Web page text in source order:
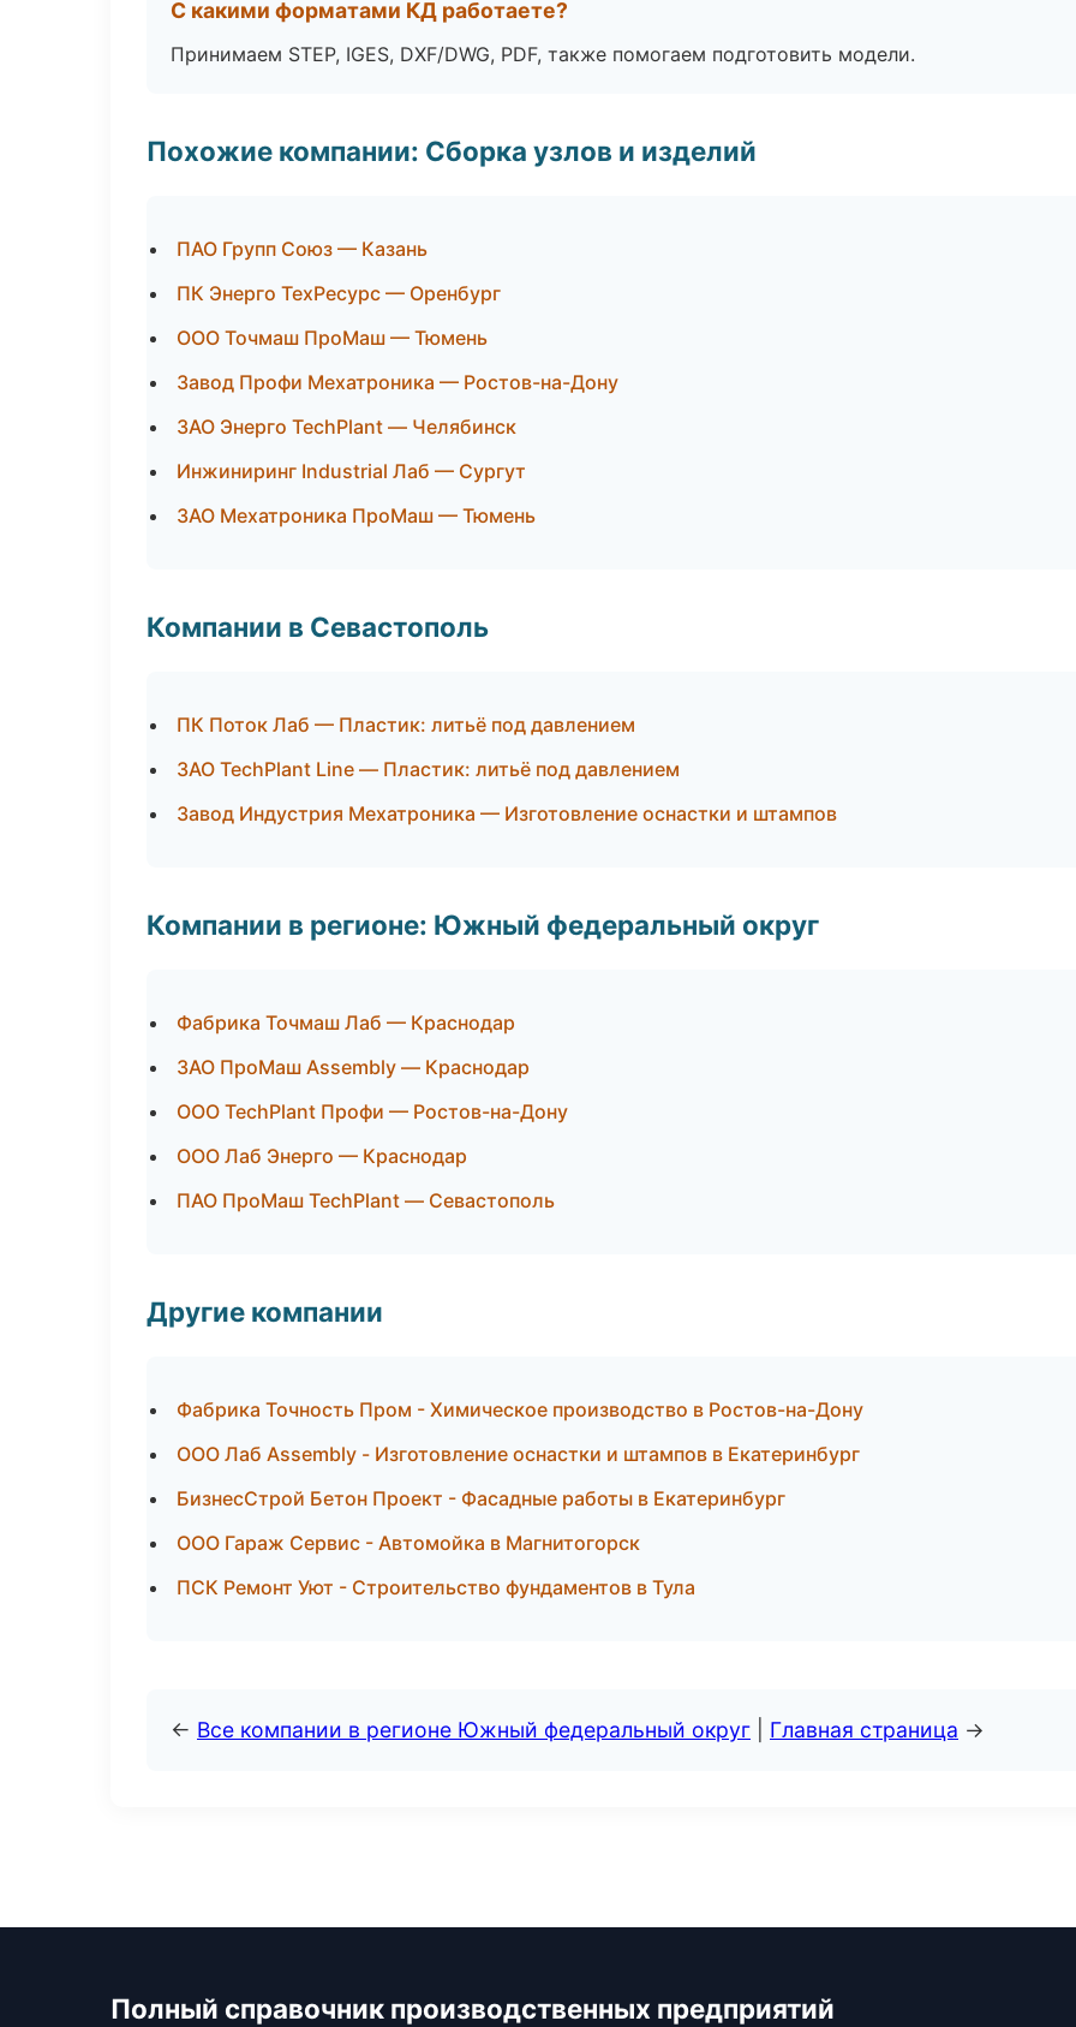
С какими форматами КД работаете?
Принимаем STEP, IGES, DXF/DWG, PDF, также помогаем подготовить модели.
Похожие компании: Сборка узлов и изделий
ПАО Групп Союз — Казань
ПК Энерго ТехРесурс — Оренбург
ООО Точмаш ПроМаш — Тюмень
Завод Профи Мехатроника — Ростов-на-Дону
ЗАО Энерго TechPlant — Челябинск
Инжиниринг Industrial Лаб — Сургут
ЗАО Мехатроника ПроМаш — Тюмень
Компании в Севастополь
ПК Поток Лаб — Пластик: литьё под давлением
ЗАО TechPlant Line — Пластик: литьё под давлением
Завод Индустрия Мехатроника — Изготовление оснастки и штампов
Компании в регионе: Южный федеральный округ
Фабрика Точмаш Лаб — Краснодар
ЗАО ПроМаш Assembly — Краснодар
ООО TechPlant Профи — Ростов-на-Дону
ООО Лаб Энерго — Краснодар
ПАО ПроМаш TechPlant — Севастополь
Другие компании
Фабрика Точность Пром - Химическое производство в Ростов-на-Дону
ООО Лаб Assembly - Изготовление оснастки и штампов в Екатеринбург
БизнесСтрой Бетон Проект - Фасадные работы в Екатеринбург
ООО Гараж Сервис - Автомойка в Магнитогорск
ПСК Ремонт Уют - Строительство фундаментов в Тула
← Все компании в регионе Южный федеральный округ Главная страница →
Полный справочник производственных предприятий